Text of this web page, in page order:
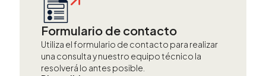
Formulario de contacto
Utiliza el formulario de contacto para realizar
una consulta y nuestro equipo técnico la
resolverá lo antes posible.